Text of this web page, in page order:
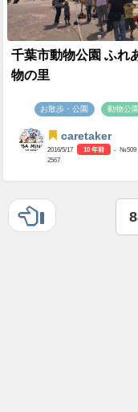
千葉市動物公園 ふれ
物の里
お散歩・公園 動物公園
caretaker
2016/5/17 10 年前
-
2567